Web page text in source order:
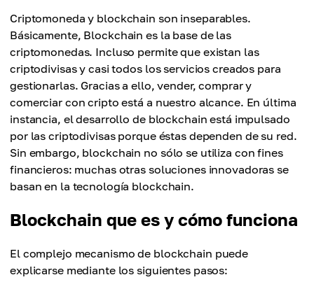
Criptomoneda y blockchain son inseparables.
Básicamente, Blockchain es la base de las
criptomonedas. Incluso permite que existan las
criptodivisas y casi todos los servicios creados para
gestionarlas. Gracias a ello, vender, comprar y
comerciar con cripto está a nuestro alcance. En última
instancia, el desarrollo de blockchain está impulsado
por las criptodivisas porque éstas dependen de su red.
Sin embargo, blockchain no sólo se utiliza con fines
financieros: muchas otras soluciones innovadoras se
basan en la tecnología blockchain.
Blockchain que es y cómo funciona
El complejo mecanismo de blockchain puede
explicarse mediante los siguientes pasos: